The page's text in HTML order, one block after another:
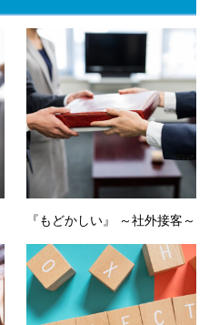
『もどかしい』 ～社外接客～